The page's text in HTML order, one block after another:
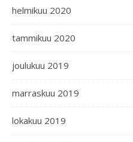
helmikuu 2020
tammikuu 2020
joulukuu 2019
marraskuu 2019
lokakuu 2019